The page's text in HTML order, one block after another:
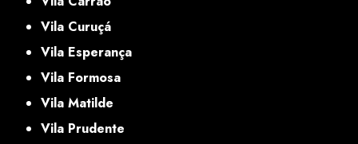
Vila Curuçá
Vila Esperança
Vila Formosa
Vila Matilde
Vila Prudente